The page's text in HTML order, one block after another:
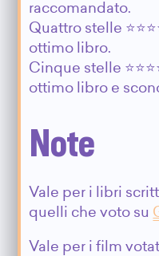
raccomandato.
Quattro stelle
ottimo libro.
Cinque stelle
ottimo libro e
Note
Vale per i libri
quelli che voto su
Vale per i film